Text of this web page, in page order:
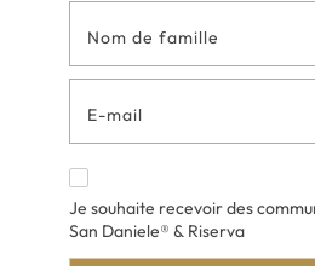
en bas de
page
Je souhaite recevoir des
San Daniele® & Riserva